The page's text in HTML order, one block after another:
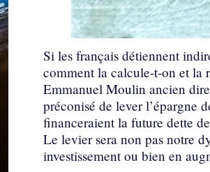
Si les français détiennent
comment la calcule-t-on et la
Emmanuel Moulin ancien
préconisé de lever l’épargne
financeraient la future dette
Le levier sera non pas notre
investissement ou bien en